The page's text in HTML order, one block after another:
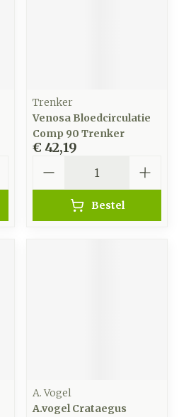
Trenker
Venosa Bloedcirculatie
Comp 90 Trenker
€ 42,19
Bestel
A. Vogel
A.vogel Crataegus